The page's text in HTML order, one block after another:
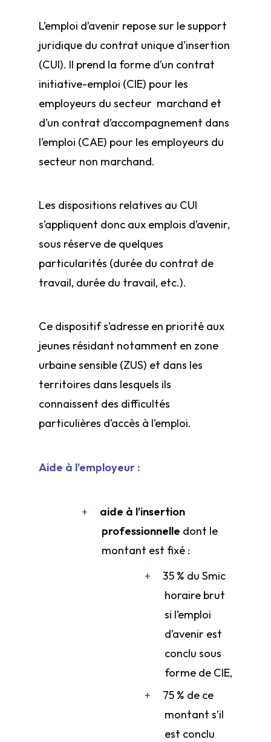
L’emploi d’avenir repose sur le support
juridique du contrat unique d’insertion
(CUI). Il prend la forme d’un contrat
initiative-emploi (CIE) pour les
employeurs du secteur marchand et
d’un contrat d’accompagnement dans
l’emploi (CAE) pour les employeurs du
secteur non marchand.
Les dispositions relatives au CUI
s’appliquent donc aux emplois d’avenir,
sous réserve de quelques
particularités (durée du contrat de
travail, durée du travail, etc.).
Ce dispositif s’adresse en priorité aux
jeunes résidant notamment en zone
urbaine sensible (ZUS) et dans les
territoires dans lesquels ils
connaissent des difficultés
particulières d’accès à l’emploi.
Aide à l’employeur :
aide à l’insertion
professionnelle dont le
montant est fixé :
35 % du Smic
horaire brut
si l’emploi
d’avenir est
conclu sous
forme de CIE,
75 % de ce
montant s’il
est conclu